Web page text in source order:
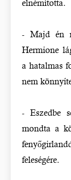
elnémította.
- Majd én
Hermione
a hatalmas
nem
- Eszedbe
mondta a
feleségére.